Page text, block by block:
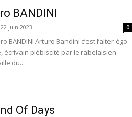
BANDINI
22 juin 2023 0
BANDINI Arturo Bandini c’est l’alter-égo
écrivain plébiscité par le rabelaisien
du...
Of Days